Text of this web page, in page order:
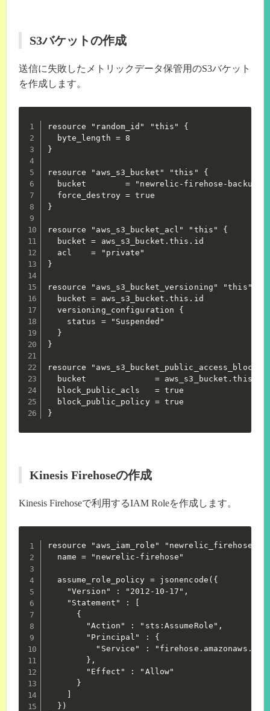
S3バケットの作成
送信に失敗したメトリックデータ保管用のS3バケット
を作成します。
resource "random_id" "this" {
  byte_length = 8
}
resource "aws_s3_bucket" "this" {
bucket        = "newrelic-firehose-backup-
  force_destroy = true
}
resource "aws_s3_bucket_acl" "this" {
  bucket = aws_s3_bucket.this.id
  acl    = "private"
}
resource "aws_s3_bucket_versioning" "this" {
  bucket = aws_s3_bucket.this.id
  versioning_configuration {
    status = "Suspended"
  }
}
resource
  bucket              = aws_s3_bucket.this.id
  block_public_acls   = true
  block_public_policy = true
}
Kinesis Firehoseの作成
Kinesis Firehoseで利用するIAM Roleを作成します。
resource "aws_iam_role" "newrelic_firehose" {
  name = "newrelic-firehose"
  assume_role_policy = jsonencode({
    "Version" : "2012-10-17",
    "Statement" : [
      {
        "Action" : "sts:AssumeRole",
        "Principal" : {
"Service" :
        },
        "Effect" : "Allow"
      }
  })